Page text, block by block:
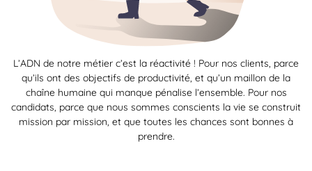
L’ADN de notre métier c’est la réactivité ! Pour nos clients, parce
qu’ils ont des objectifs de productivité, et qu’un maillon de la
chaîne humaine qui manque pénalise l’ensemble. Pour nos
candidats, parce que nous sommes conscients la vie se construit
mission par mission, et que toutes les chances sont bonnes à
prendre.